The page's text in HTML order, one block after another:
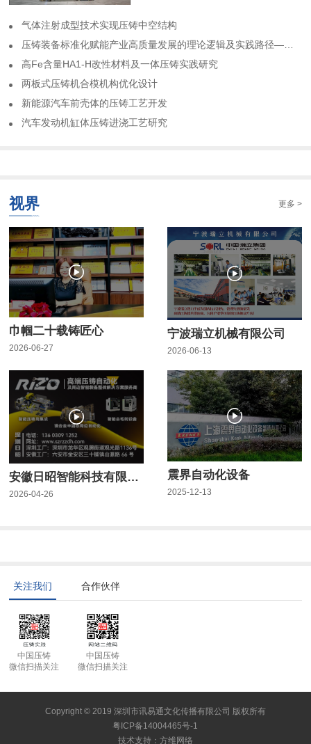
气体注射成型技术实现压铸中空结构
​压铸装备标准化赋能产业高质量发展的理论逻辑及实践路径——基于力劲集团标准化实践历程的回顾
高Fe含量HA1-H改性材料及一体压铸实践研究
两板式压铸机合模机构优化设计
​新能源汽车前壳体的压铸工艺开发
​汽车发动机缸体压铸进浇工艺研究
视界 更多 >
巾帼二十载铸匠心
2026-06-27
宁波瑞立机械有限公司
2026-06-13
安徽日昭智能科技有限公司
2026-04-26
震界自动化设备
2025-12-13
关注我们 合作伙伴
中国压铸
微信扫描关注
中国压铸
微信扫描关注
Copyright © 2019 深圳市讯易通文化传播有限公司 版权所有
粤ICP备14004465号-1
技术支持： 方维网络